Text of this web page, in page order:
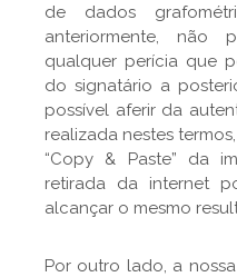
de dados
anteriormente, não
qualquer perícia que
do signatário a
possível aferir da
realizada nestes
“Copy & Paste” da
retirada da internet
alcançar o mesmo
Por outro lado, a